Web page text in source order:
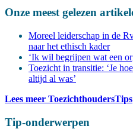
Onze meest gelezen
Moreel leiderschap in de
naar het ethisch kader
‘Ik wil begrijpen wat een
Toezicht in transitie: ‘Je
altijd al was’
Lees meer ToezichthoudersTips
Tip-onderwerpen